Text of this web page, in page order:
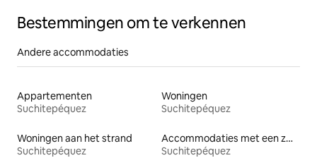
Bestemmingen om te verkennen
Andere accommodaties
Appartementen
Suchitepéquez
Woningen
Suchitepéquez
Woningen aan het strand
Suchitepéquez
Accommodaties met een zwembad
Suchitepéquez